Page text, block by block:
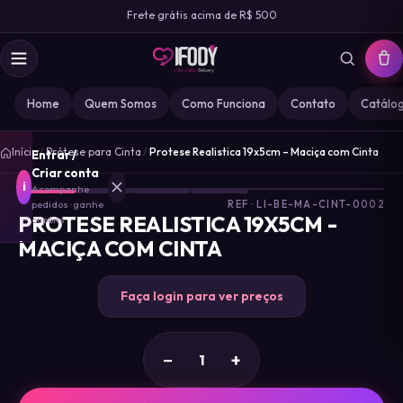
Frete grátis acima de R$ 500
Home Quem Somos Como Funciona Contato
i
Entrar /
Criar conta
Acompanhe
pedidos · ganhe
cupons
DESIRE
Início/Prótese para Cinta / Protese Realistica 19x5cm – Maciça com Cinta
1
REF · LI-BE-MA-CINT-0002
PROTESE REALISTICA 19X5CM -
MACIÇA COM CINTA
Faça login para ver preços
− +